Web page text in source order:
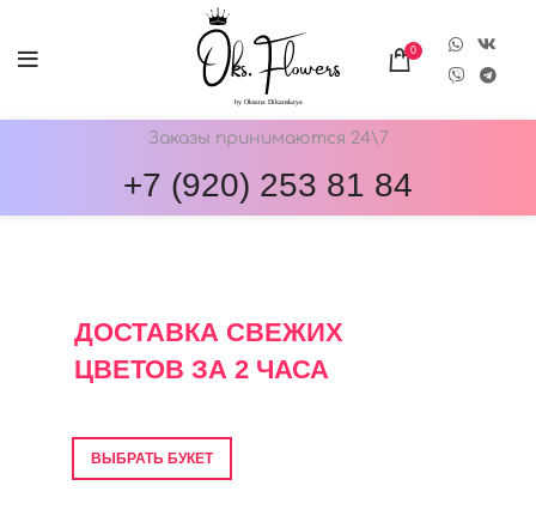
0
Заказы принимаются 24\7
+7 (920) 253 81 84
ДОСТАВКА СВЕЖИХ
ЦВЕТОВ ЗА 2 ЧАСА
ВЫБРАТЬ БУКЕТ